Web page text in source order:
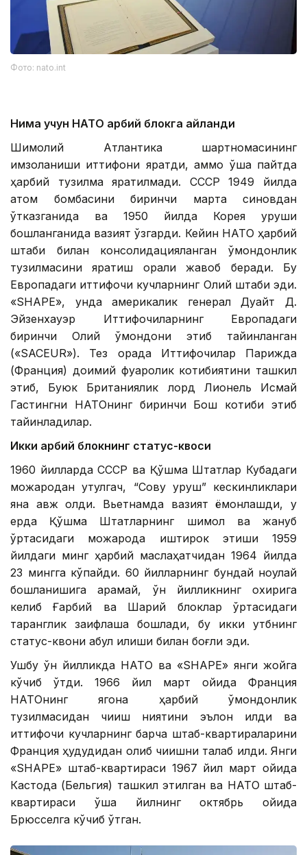
Фото: nato.int
Нима учун НАТО ҳарбий блокга айланди
Шимолий Атлантика шартномасининг
имзоланиши иттифоқни яратди, аммо ўша пайтда
ҳарбий тузилма яратилмади. СССР 1949 йилда
атом бомбасини биринчи марта синовдан
ўтказганида ва 1950 йилда Корея уруши
бошланганида вазият ўзгарди. Кейин НАТО ҳарбий
штаби билан консолидацияланган қўмондонлик
тузилмасини яратиш орқали жавоб беради. Бу
Европадаги иттифоқчи кучларнинг Олий штаби эди.
«SHAPE», унда америкалик генерал Дуайт Д.
Эйзенхауэр Иттифоқчиларнинг Европадаги
биринчи Олий қўмондони этиб тайинланган
(«SACEUR»). Тез орада Иттифоқчилар Парижда
(Франция) доимий фуқаролик котибиятини ташкил
этиб, Буюк Британиялик лорд Лионель Исмай
Гастингни НАТОнинг биринчи Бош котиби этиб
тайинладилар.
Икки ҳарбий блокнинг статус-квоси
1960 йилларда СССР ва Қўшма Штатлар Кубадаги
можародан қутулгач, “Совуқ уруш” кескинликлари
яна авж олди. Вьетнамда вазият ёмонлашди, у
ерда Қўшма Штатларнинг шимол ва жануб
ўртасидаги можарода иштирок этиши 1959
йилдаги минг ҳарбий маслаҳатчидан 1964 йилда
23 мингга кўпайди. 60 йилларнинг бундай ноқулай
бошланишига қарамай, ўн йилликнинг охирига
келиб Ғарбий ва Шарқий блоклар ўртасидаги
таранглик заифлаша бошлади, бу икки қутбнинг
статус-квони қабул қилиши билан боғлиқ эди.
Ушбу ўн йилликда НАТО ва «SHAPE» янги жойга
кўчиб ўтди. 1966 йил март ойида Франция
НАТОнинг ягона ҳарбий қўмондонлик
тузилмасидан чиқиш ниятини эълон қилди ва
иттифоқчи кучларнинг барча штаб-квартираларини
Франция ҳудудидан олиб чиқишни талаб қилди. Янги
«SHAPE» штаб-квартираси 1967 йил март ойида
Кастода (Бельгия) ташкил этилган ва НАТО штаб-
квартираси ўша йилнинг октябрь ойида
Брюсселга кўчиб ўтган.